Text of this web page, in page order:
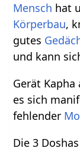
Mensch hat
Körperbau,
gutes
und kann
Gerät Kapha
es sich
fehlender
Die 3